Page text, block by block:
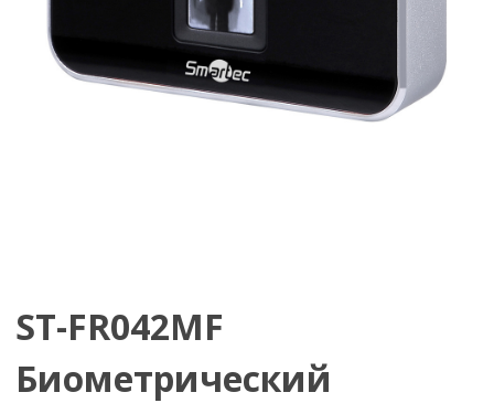
ST-FR042MF
Биометрический